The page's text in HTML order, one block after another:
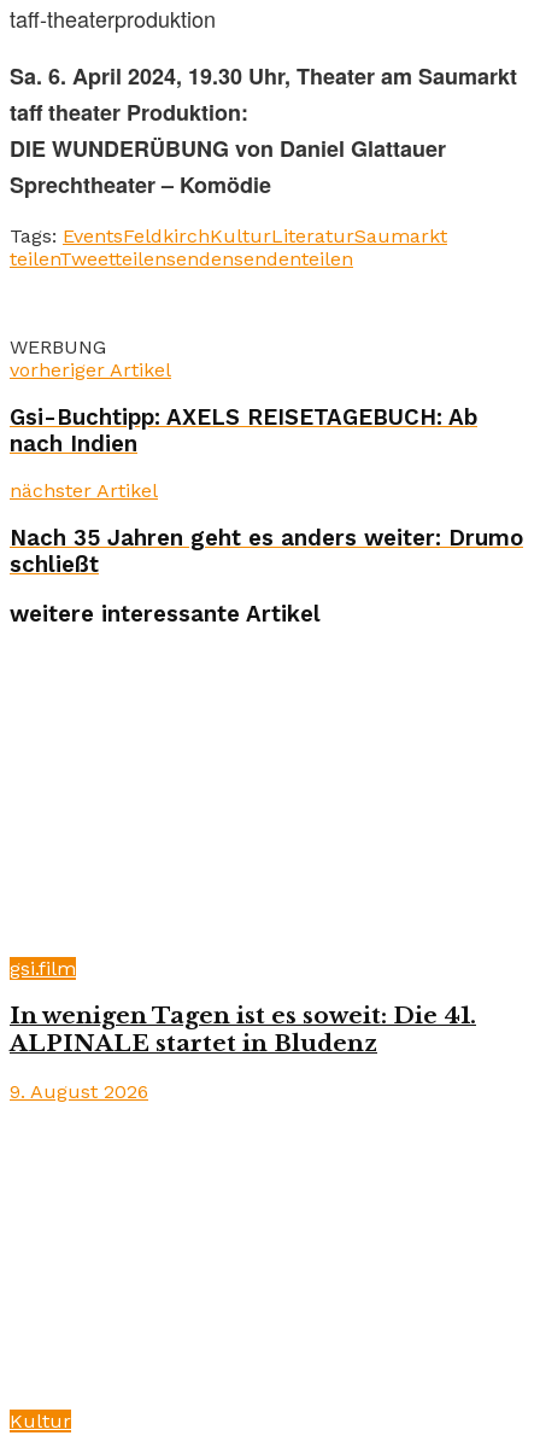
taff-theaterproduktion
Sa. 6. April 2024, 19.30 Uhr, Theater am Saumarkt
taff theater Produktion:
DIE WUNDERÜBUNG von Daniel Glattauer
Sprechtheater – Komödie
Tags: EventsFeldkirchKulturLiteraturSaumarkt
teilenTweetteilensendensendenteilen
WERBUNG
vorheriger Artikel
Gsi-Buchtipp: AXELS REISETAGEBUCH: Ab
nach Indien
nächster Artikel
Nach 35 Jahren geht es anders weiter: Drumo
schließt
weitere interessante Artikel
gsi.film
In wenigen Tagen ist es soweit: Die 41.
ALPINALE startet in Bludenz
9. August 2026
Kultur